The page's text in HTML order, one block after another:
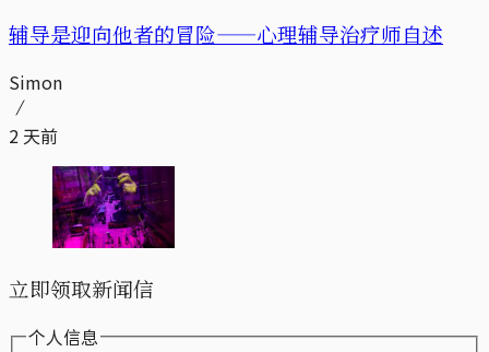
辅导是迎向他者的冒险——心理辅导治疗师自述
Simon
2 天前
立即领取新闻信
个人信息